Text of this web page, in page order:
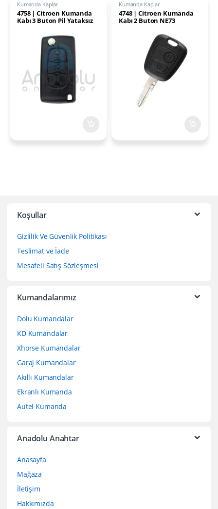
Kumanda Kaplar
4758 | Citroen Kumanda
Kabı 3 Buton Pil Yataksız
Kumanda Kaplar
4748 | Citroen Kumanda
Kabı 2 Buton NE73
Koşullar
Gizlilik Ve Güvenlik Politikası
Teslimat ve İade
Mesafeli Satış Sözleşmesi
Kumandalarımız
Dolu Kumandalar
KD Kumandalar
Xhorse Kumandalar
Garaj Kumandalar
Akıllı Kumandalar
Ekranlı Kumanda
Autel Kumanda
Anadolu Anahtar
Anasayfa
Mağaza
İletişim
Hakkımızda